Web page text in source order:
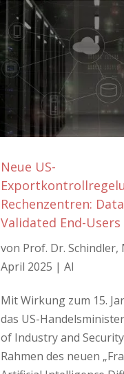
Neue US-
Rechenzentren:
Validated End-Users
von Prof. Dr. Schindler,
April 2025 |AI
Mit Wirkung zum 15.
das US-
of Industry and
Rahmen des neuen